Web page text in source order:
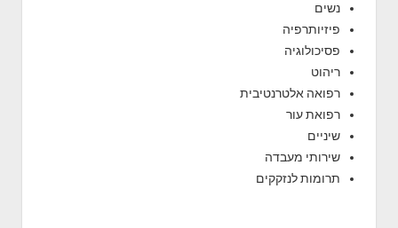
נשים
פיזיותרפיה
פסיכולוגיה
ריהוט
רפואה אלטרנטיבית
רפואת עור
שיניים
שירותי מעבדה
תרומות לנזקקים